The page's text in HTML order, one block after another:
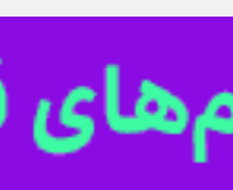
اعلام برنامه زمانی ثبت‌نام آزمون‌های ورودی سال ۱۴۰۵
تهران- ایرنا- سازمان سنجش آموزش کشور،